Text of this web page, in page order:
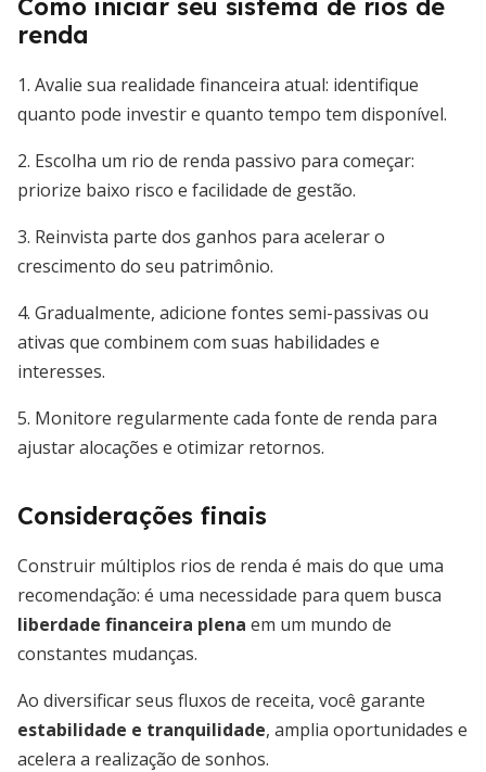
Como iniciar seu sistema de rios de
renda
1. Avalie sua realidade financeira atual: identifique
quanto pode investir e quanto tempo tem disponível.
2. Escolha um rio de renda passivo para começar:
priorize baixo risco e facilidade de gestão.
3. Reinvista parte dos ganhos para acelerar o
crescimento do seu patrimônio.
4. Gradualmente, adicione fontes semi-passivas ou
ativas que combinem com suas habilidades e
interesses.
5. Monitore regularmente cada fonte de renda para
ajustar alocações e otimizar retornos.
Considerações finais
Construir múltiplos rios de renda é mais do que uma
recomendação: é uma necessidade para quem busca
liberdade financeira plena em um mundo de
constantes mudanças.
Ao diversificar seus fluxos de receita, você garante
estabilidade e tranquilidade, amplia oportunidades e
acelera a realização de sonhos.